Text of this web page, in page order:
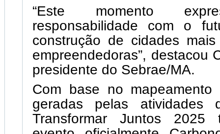
“Este momento
responsabilidade com o
construção de cidades
empreendedoras”, destacou
presidente do Sebrae/MA.
Com base no mapeamento
geradas pelas atividades
Transformar Juntos 2025